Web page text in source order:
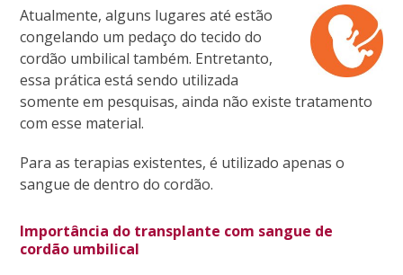
Atualmente, alguns lugares até estão
congelando um pedaço do tecido do
cordão umbilical também. Entretanto,
essa prática está sendo utilizada
somente em pesquisas, ainda não existe tratamento
com esse material.
Para as terapias existentes, é utilizado apenas o
sangue de dentro do cordão.
Importância do transplante com sangue de
cordão umbilical